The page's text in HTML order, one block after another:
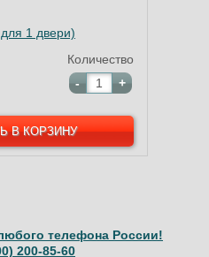
1 двери)
Количество
-
+
телефона России!
200-85-60